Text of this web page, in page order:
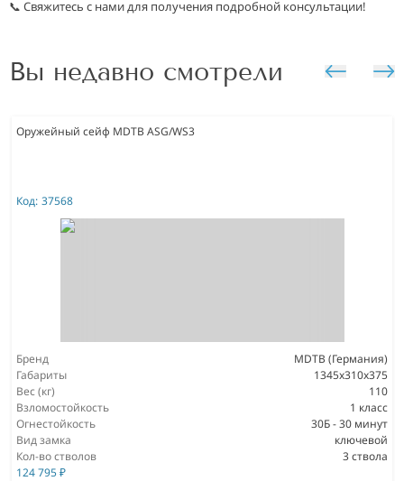
📞 Свяжитесь с нами для получения подробной консультации!
Вы недавно смотрели
Оружейный сейф MDTB ASG/WS3
Код: 37568
Бренд
MDTB (Германия)
Габариты
1345х310х375
Вес (кг)
110
Взломостойкость
1 класс
Огнестойкость
30Б - 30 минут
Вид замка
ключевой
Кол-во стволов
3 ствола
124 795₽